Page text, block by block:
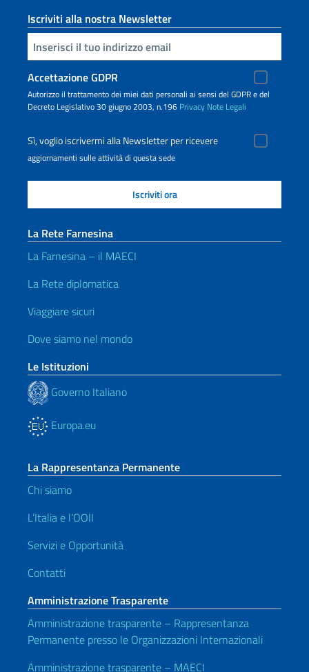
Iscriviti alla nostra Newsletter
Inserisci la tua email
Accettazione GDPR
Autorizzo il trattamento dei miei dati personali ai sensi del GDPR e del
Decreto Legislativo 30 giugno 2003, n.196 Privacy Note Legali
Sì, voglio iscrivermi alla Newsletter per ricevere
aggiornamenti sulle attività di questa sede
La Rete Farnesina
La Farnesina – il MAECI
La Rete diplomatica
Viaggiare sicuri
Dove siamo nel mondo
Le Istituzioni
Governo Italiano
Europa.eu
La Rappresentanza Permanente
Chi siamo
L’Italia e l’OOII
Servizi e Opportunità
Contatti
Amministrazione Trasparente
Amministrazione trasparente – Rappresentanza
Permanente presso le Organizzazioni Internazionali
Amministrazione trasparente – MAECI